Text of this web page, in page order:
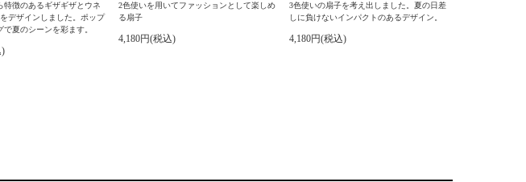
特徴のあるギザギザとウネ
デザインしました。ポップ
夏のシーンを彩ます。
)
2色使いを用いてファッションとして楽しめ
る扇子
4,180円(税込)
3色使いの扇子を考え出しました。夏の日差
しに負けないインパクトのあるデザイン。
4,180円(税込)